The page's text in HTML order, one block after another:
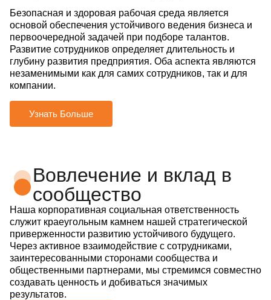
Безопасная и здоровая рабочая среда является
основой обеспечения устойчивого ведения бизнеса и
первоочередной задачей при подборе талантов.
Развитие сотрудников определяет длительность и
глубину развития предприятия. Оба аспекта являются
незаменимыми как для самих сотрудников, так и для
компании.
Узнать Больше
Вовлечение и вклад в
сообщество
Наша корпоративная социальная ответственность
служит краеугольным камнем нашей стратегической
приверженности развитию устойчивого будущего.
Через активное взаимодействие с сотрудниками,
заинтересованными сторонами сообщества и
общественными партнерами, мы стремимся совместно
создавать ценность и добиваться значимых
результатов.